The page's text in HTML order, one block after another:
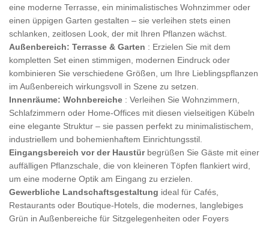
eine moderne Terrasse, ein minimalistisches Wohnzimmer oder
einen üppigen Garten gestalten – sie verleihen stets einen
schlanken, zeitlosen Look, der mit Ihren Pflanzen wächst.
Außenbereich: Terrasse & Garten : Erzielen Sie mit dem
kompletten Set einen stimmigen, modernen Eindruck oder
kombinieren Sie verschiedene Größen, um Ihre Lieblingspflanzen
im Außenbereich wirkungsvoll in Szene zu setzen.
Innenräume: Wohnbereiche : Verleihen Sie Wohnzimmern,
Schlafzimmern oder Home-Offices mit diesen vielseitigen Kübeln
eine elegante Struktur – sie passen perfekt zu minimalistischem,
industriellem und bohemienhaftem Einrichtungsstil.
Eingangsbereich vor der Haustür begrüßen Sie Gäste mit einer
auffälligen Pflanzschale, die von kleineren Töpfen flankiert wird,
um eine moderne Optik am Eingang zu erzielen.
Gewerbliche Landschaftsgestaltung ideal für Cafés,
Restaurants oder Boutique-Hotels, die modernes, langlebiges
Grün in Außenbereiche für Sitzgelegenheiten oder Foyers